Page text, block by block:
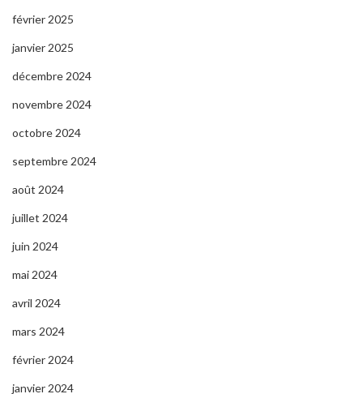
février 2025
janvier 2025
décembre 2024
novembre 2024
octobre 2024
septembre 2024
août 2024
juillet 2024
juin 2024
mai 2024
avril 2024
mars 2024
février 2024
janvier 2024